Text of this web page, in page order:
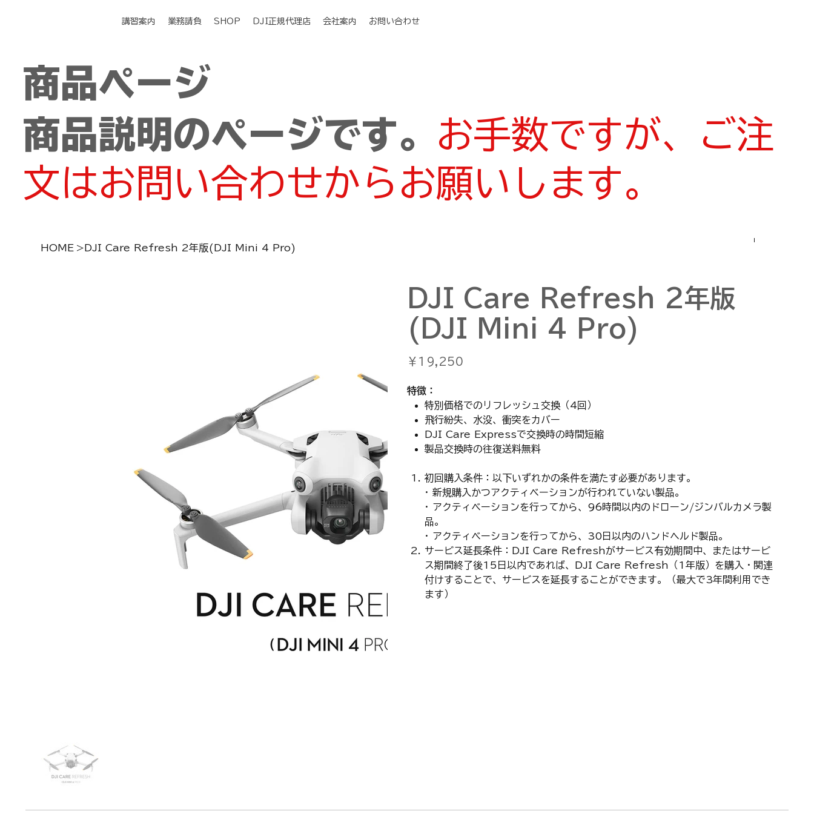
講習案内 業務請負 SHOP DJI正規代理店 会社案内 お問い合わせ
商品ページ
商品説明のページです。 お手数ですが、ご注
文はお問い合わせからお願いします。
HOME > DJI Care Refresh 2年版(DJI Mini 4 Pro)
DJI Care Refresh 2年版
(DJI Mini 4 Pro)
格
￥19,250
特徴：
特別価格でのリフレッシュ交換（4回）
飛行紛失、水没、衝突をカバー
DJI Care Expressで交換時の時間短縮
製品交換時の往復送料無料
初回購入条件：以下いずれかの条件を満たす必要があります。
· 新規購入かつアクティベーションが行われていない製品。
· アクティベーションを行ってから、96時間以内のドローン/ジンバルカメラ製
品。
· アクティベーションを行ってから、30日以内のハンドヘルド製品。
サービス延長条件：DJI Care Refreshがサービス有効期間中、またはサービ
ス期間終了後15日以内であれば、DJI Care Refresh（1年版）を購入・関連
付けすることで、サービスを延長することができます。（最大で3年間利用でき
ます）